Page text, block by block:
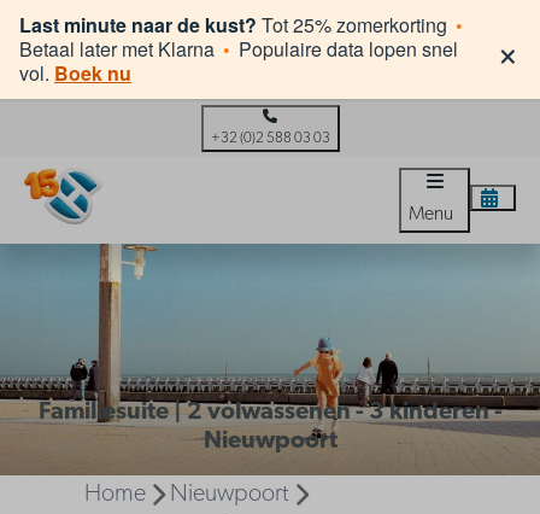
Last minute naar de kust? Tot 25% zomerkorting •
Betaal later met Klarna • Populaire data lopen snel
vol. Boek nu ×
+32 (0)2 588 03 03
Menu
Familiesuite | 2 volwassenen - 3 kinderen -
Nieuwpoort
Home
Nieuwpoort